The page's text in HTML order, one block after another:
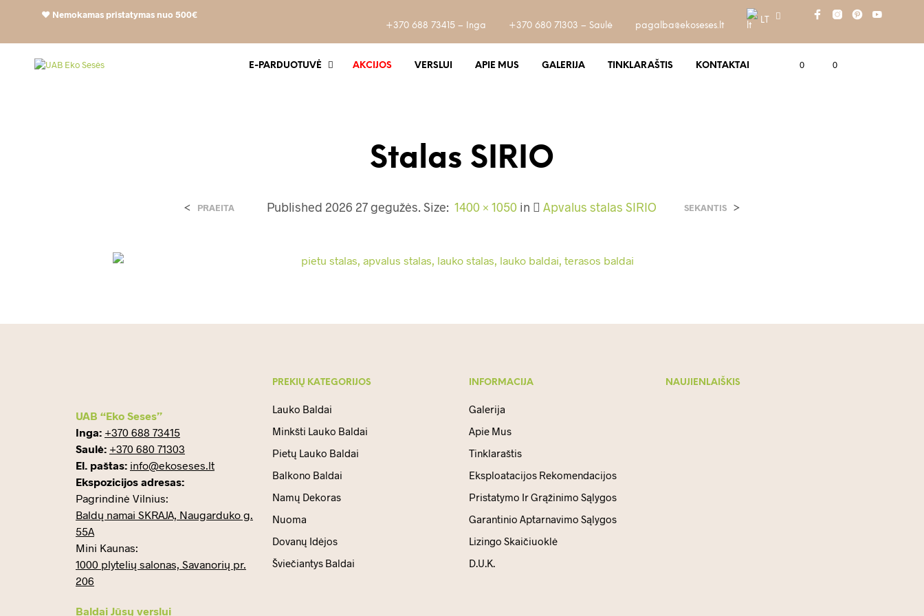
❤️ Nemokamas pristatymas nuo 500€
+370 688 73415 – Inga +370 680 71303 – Saulė pagalba@ekoseses.lt
LT
E-PARDUOTUVĖ AKCIJOS VERSLUI APIE MUS GALERIJA TINKLARAŠTIS KONTAKTAI 0 0
Stalas SIRIO
Published 2026 27 gegužės. Size: 1400 × 1050 in Apvalus stalas SIRIO
< PRAEITA SEKANTIS >
UAB “Eko Seses”
Inga: +370 688 73415
Saulė: +370 680 71303
El. paštas: info@ekoseses.lt
Ekspozicijos adresas:
Pagrindinė Vilnius:
Baldų namai SKRAJA, Naugarduko g.
55A
Mini Kaunas:
1000 plytelių salonas, Savanorių pr.
206
Baldai Jūsų verslui
PREKIŲ KATEGORIJOS
Lauko Baldai
Minkšti Lauko Baldai
Pietų Lauko Baldai
Balkono Baldai
Namų Dekoras
Nuoma
Dovanų Idėjos
Šviečiantys Baldai
INFORMACIJA
Galerija
Apie Mus
Tinklaraštis
Eksploatacijos Rekomendacijos
Pristatymo Ir Grąžinimo Sąlygos
Garantinio Aptarnavimo Sąlygos
Lizingo Skaičiuoklė
D.U.K.
NAUJIENLAIŠKIS